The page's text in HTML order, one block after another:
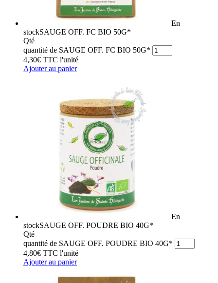
En
stockSAUGE OFF. FC BIO 50G*
Qté
quantité de SAUGE OFF. FC BIO 50G*
4,30€ TTC l'unité
Ajouter au panier
En
stockSAUGE OFF. POUDRE BIO 40G*
Qté
quantité de SAUGE OFF. POUDRE BIO 40G*
4,80€ TTC l'unité
Ajouter au panier